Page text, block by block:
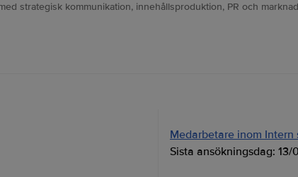
strategisk kommunikation, innehållsproduktion, PR och
Medarbetare inom
Sista ansökningsdag: 13/